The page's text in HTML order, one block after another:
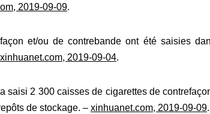
2019-09-09.
et/ou de contrebande ont été saisies
xinhuanet.com, 2019-09-04.
2 300 caisses de cigarettes de
de stockage. –xinhuanet.com, 2019-09-09.